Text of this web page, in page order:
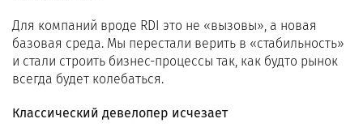
Для компаний вроде RDI это не «вызовы», а новая
базовая среда. Мы перестали верить в «стабильность»
и стали строить бизнес-процессы так, как будто рынок
всегда будет колебаться.
Классический девелопер исчезает